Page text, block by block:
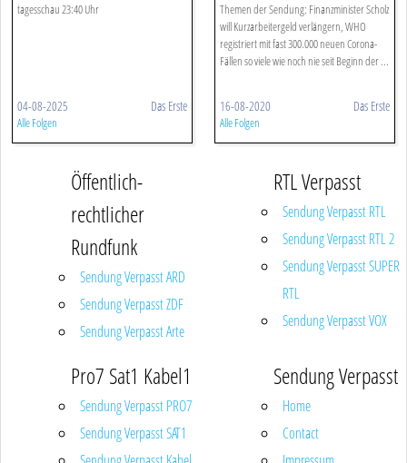
tagesschau 23:40 Uhr
04-08-2025 Das Erste
Alle Folgen
Themen der Sendung: Finanzminister Scholz
will Kurzarbeitergeld verlängern, WHO
registriert mit fast 300.000 neuen Corona-
Fällen so viele wie noch nie seit Beginn der ...
16-08-2020 Das Erste
Alle Folgen
Öffentlich-
rechtlicher
Rundfunk
Sendung Verpasst ARD
Sendung Verpasst ZDF
Sendung Verpasst Arte
RTL Verpasst
Sendung Verpasst RTL
Sendung Verpasst RTL 2
Sendung Verpasst SUPER
RTL
Sendung Verpasst VOX
Pro7 Sat1 Kabel1
Sendung Verpasst PRO7
Sendung Verpasst SAT1
Sendung Verpasst
Home
Contact